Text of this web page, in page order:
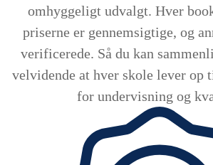
omhyggeligt udvalgt. Hver
priserne er gennemsigtige, og
verificerede. Så du kan
velvidende at hver skole lever op
for undervisning og